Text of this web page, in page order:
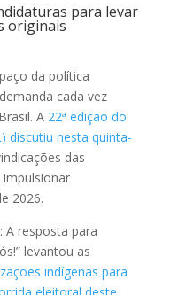
para levar
originais
da política
cada vez
A 22ª edição do
discutiu nesta quinta-
das
2026.
A resposta para
levantou as
indígenas para